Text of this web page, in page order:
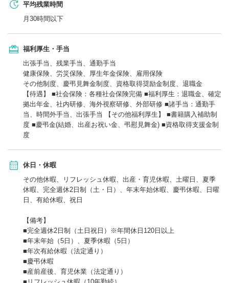
平均残業時間
月30時間以下
福利厚生・手当
出張手当、残業手当、通勤手当
健康保険、労災保険、厚生年金保険、雇用保険
その他制度、慶弔見舞金制度、資格取得奨励金制度、退職金
【待遇】 ■社会保険：各種社会保険完備 ■福利厚生：退職金、確定
拠出年金、社内研修、海外視察研修、外部研修 ■諸手当：通勤手
当、時間外手当、出張手当 【その他福利厚生】 ■書籍購入補助制
度 ■慶弔金(結婚、出産お祝い金、弔慰見舞金) ■資格取得支援金制
度
休日・休暇
その他休暇、リフレッシュ休暇、出産・育児休暇、土曜日、夏季
休暇、完全週休2日制（土・日）、年末年始休暇、慶弔休暇、日曜
日、有給休暇、祝日
【備考】
■完全週休2日制（土日祝日）※年間休日120日以上
■年末年始（5日）、夏季休暇（5日）
■年次有給休暇（法定通り）
■慶弔休暇
■産前産後、育児休業（法定通り）